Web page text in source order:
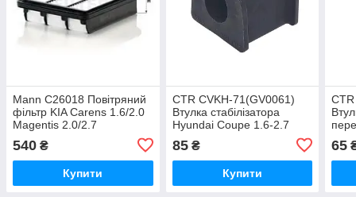
Mann C26018 Повітряний
фільтр KIA Carens 1.6/2.0
Magentis 2.0/2.7
540 ₴
Купити
CTR CVKH-71(GV0061)
Втулка стабілізатора
Hyundai Coupe 1.6-2.7
85₴
Купити
65